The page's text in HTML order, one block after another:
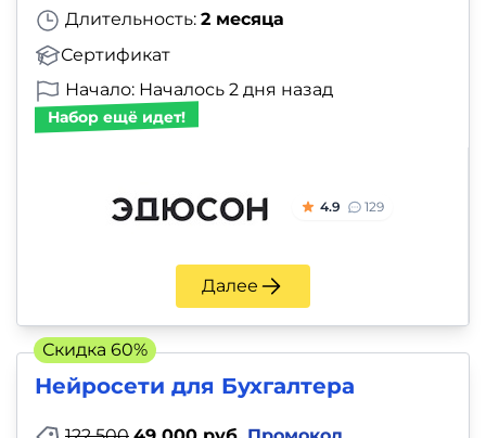
Длительность: 2 месяца
Сертификат
Начало: Началось 2 дня назад
Набор ещё идет!
4.9 129
Далее
Нейросети для Бухгалтера
Скидка 60%